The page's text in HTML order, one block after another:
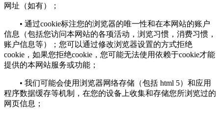
网址（如有）；
• 通过cookie标注您的浏览器的唯一性和在本网站的账户
信息（包括您访问本网站的各项活动，浏览习惯，消费习惯，
账户信息等）；您可以通过修改浏览器设置的方式拒绝
cookie，如果您拒绝cookie，您可能无法使用依赖于cookie才能
提供的本网站服务或功能；
• 我们可能会使用浏览器网络存储（包括 html 5）和应用
程序数据缓存等机制，在您的设备上收集和存储您所浏览过的
网页信息；